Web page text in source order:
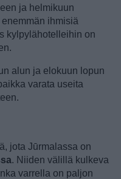
ja helmikuun
ihmisiä
kylpylähotelleihin on
alun ja elokuun lopun
varata useita
jota Jūrmalassa on
. Niiden välillä kulkeva
varrella on paljon